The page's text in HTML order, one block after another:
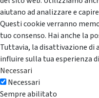
aiutano ad analizzare e
Questi cookie verranno
tuo consenso. Hai anche la
Tuttavia, la disattivazione di
influire sulla tua esperienza
Necessari
Necessari
Sempre abilitato